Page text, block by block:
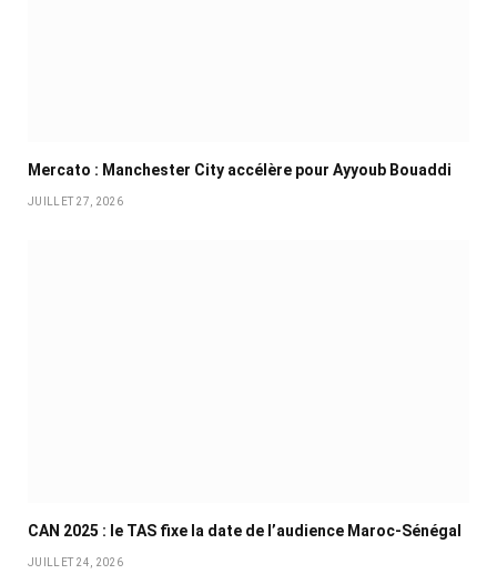
Mercato : Manchester City accélère pour Ayyoub Bouaddi
JUILLET 27, 2026
CAN 2025 : le TAS fixe la date de l’audience Maroc-Sénégal
JUILLET 24, 2026